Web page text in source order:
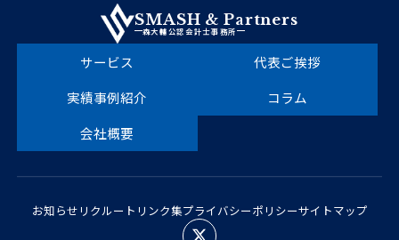
SMASH & Partners
森大輔公認会計士事務所
サービス
代表ご挨拶
実績事例紹介
コラム
会社概要
お知らせ リクルート リンク集プライバシーポリシーサイトマップ